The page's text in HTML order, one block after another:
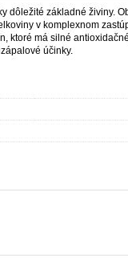
dôležité základné živiny.
v komplexnom
ktoré má silné
účinky.